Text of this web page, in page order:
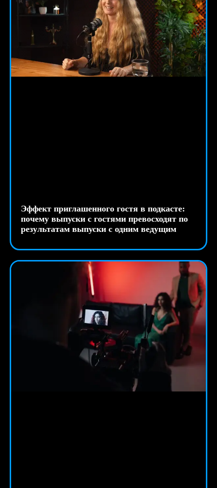
Эффект приглашенного гостя в подкасте:
почему выпуски с гостями превосходят по
результатам выпуски с одним ведущим